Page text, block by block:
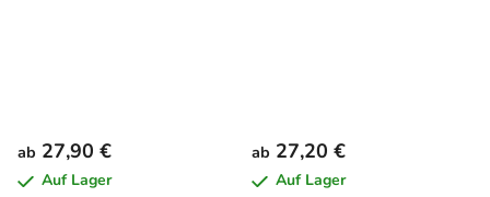
ab 27,90 €
Auf Lager
ab 27,20 €
Auf Lager